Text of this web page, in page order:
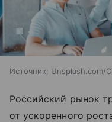
Источник: Unsplash.com/
Российский рынок
от ускоренного